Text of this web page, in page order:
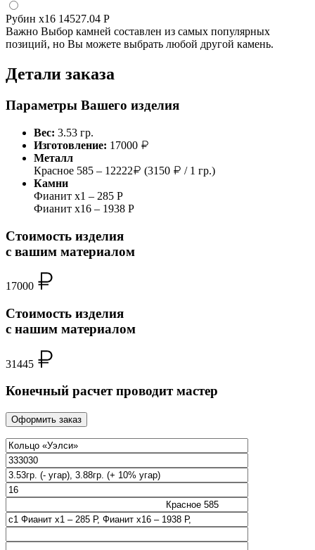
Рубин x16 14527.04 Р
Важно Выбор камней составлен из самых популярных
позиций, но Вы можете выбрать любой другой камень.
Детали заказа
Параметры Вашего изделия
Вес: 3.53 гр.
Изготовление: 17000
Металл
Красное 585 – 12222
(3150
/ 1 гр.)
Камни
Фианит x1 – 285 Р
Фианит x16 – 1938 Р
Стоимость изделия
с вашим материалом
17000
Стоимость изделия
с нашим материалом
31445
Конечный расчет проводит мастер
Оформить заказ